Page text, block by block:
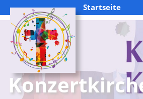
Startseite